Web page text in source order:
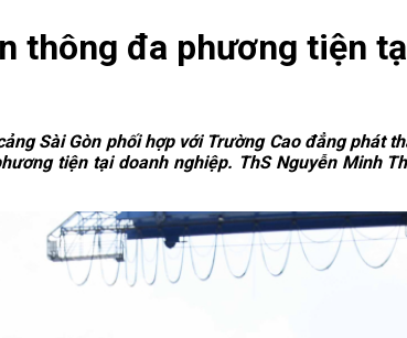
thông đa phương tiện
Sài Gòn phối hợp với Trường Cao đẳng
tiện tại doanh nghiệp. ThS Nguyễn Minh